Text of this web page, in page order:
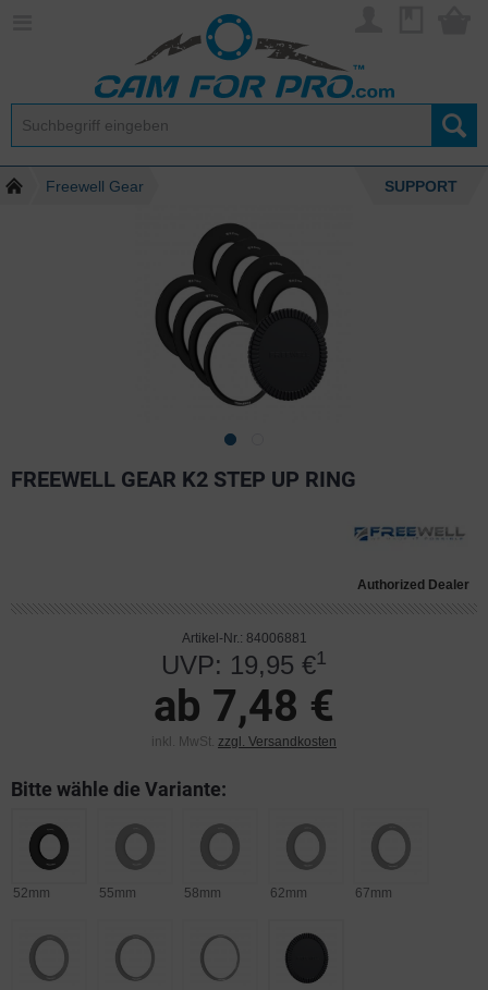
Freewell Gear SUPPORT
FREEWELL GEAR K2 STEP UP RING
Authorized Dealer
Artikel-Nr.: 84006881
UVP: 19,95 €1
ab 7,48 €
inkl. MwSt. zzgl. Versandkosten
Bitte wähle die Variante:
52mm 55mm 58mm 62mm 67mm